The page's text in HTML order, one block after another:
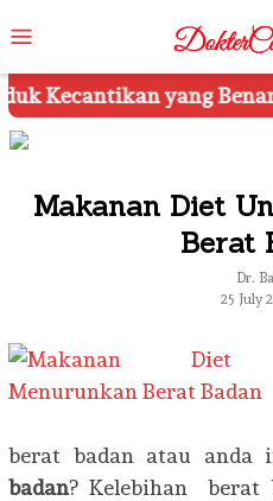
to
contentMenu
Jangan Tertipu, Ini Dia 7
Makanan Diet
Berat
Dr.
25 July
berat badan atau anda
badan? Kelebihan berat